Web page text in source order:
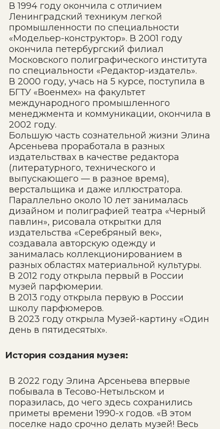
В 1994 году окончила с отличием
Ленинградский техникум легкой
промышленности по специальности
«Модельер-конструктор». В 2001 году
окончила петербургский филиал
Московского полиграфического института
по специальности «Редактор-издатель».
В 2000 году, учась на 5 курсе, поступила в
БГТУ «Военмех» на факультет
международного промышленного
менеджмента и коммуникации, окончила в
2002 году.
Большую часть сознательной жизни Элина
Арсеньева проработала в разных
издательствах в качестве редактора
(литературного, технического и
выпускающего — в разное время),
верстальщика и даже иллюстратора.
Параллельно около 10 лет занималась
дизайном и полиграфией театра «Черный
павлин», рисовала открытки для
издательства «Серебряный век»,
создавала авторскую одежду и
занималась коллекционированием в
разных областях материальной культуры.
В 2012 году открыла первый в России
музей парфюмерии.
В 2013 году открыла первую в России
школу парфюмеров.
В 2023 году открыла Музей-картину «Один
день в пятидесятых».
История создания музея:
В 2022 году Элина Арсеньева впервые
побывала в Тесово-Нетыльском и
поразилась, до чего здесь сохранились
приметы времени 1990-х годов. «В этом
поселке надо срочно делать музей! Весь